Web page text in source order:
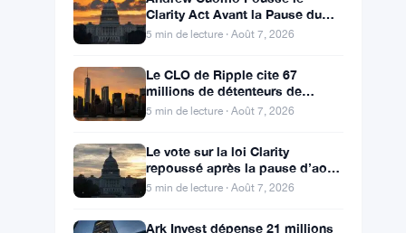
Le dollar augmente de 0,2 %
le rapport sur l’emploi aux
États-Unis
5 min de lecture · Août 7, 2026
Andrew Cuomo Pousse le
Congrès alors qu’OKX Croît en
5 min de lecture · Août 7, 2026